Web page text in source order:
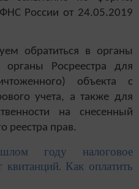
России от 24.05.2019
обратиться в органы
органы Росреестра для
объекта с
учета, а также для
на снесенный
реестра прав.
году налоговое
квитанций. Как оплатить